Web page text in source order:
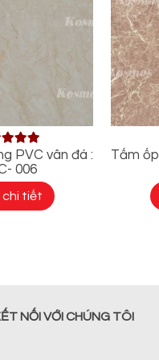
PVC vân đá :
006
chi tiết
Tấm
NỐI VỚI CHÚNG TÔI